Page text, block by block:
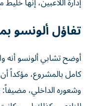
تفاؤل
أوضح تشابي ألونسو أنه
كامل بالمشروع، مؤكداً أن
وشعوره الداخلي،